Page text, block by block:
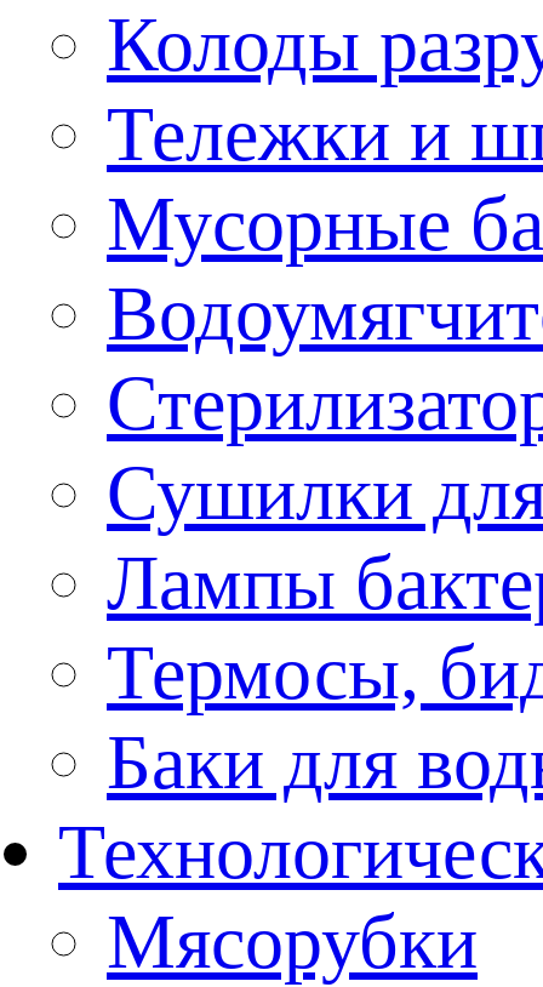
Колоды
Тележки и
Мусорные
Сушилки
Лампы
Термосы,
Баки для
Мясорубки